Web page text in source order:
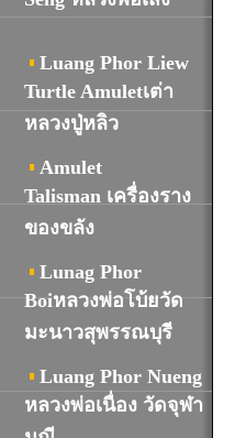
Luang Phor Liew
Turtle Amuletเต่า
หลวงปู่หลิว
Amulet
Talisman เครื่องราง
ของขลัง
Lunag Phor
Boiหลวงพ่อโบ้ยวัด
มะนาวสุพรรณบุรี
Luang Phor Nueng
หลวงพ่อเนื่อง วัดจุฬา